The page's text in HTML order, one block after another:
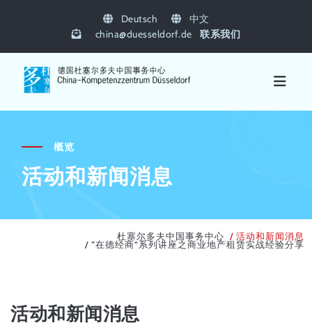
Deutsch
中文
china@duesseldorf.de 联系我们
概览
活动和新闻消息
杜塞尔多夫中国事务中心
活动和新闻消息
“在德经商”系列讲座之商业地产租赁实战经验分享
活动和新闻消息